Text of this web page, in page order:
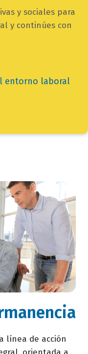
y sociales para
y continúes con
entorno laboral
línea de acción